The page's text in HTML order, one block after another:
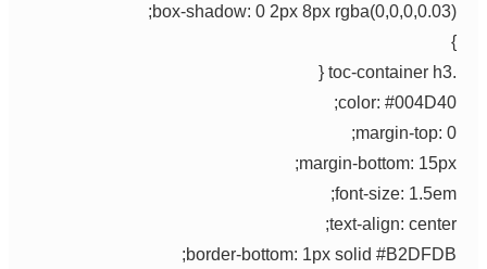
box-shadow: 0 2px 8px
color:
margin-top:
margin-bottom:
font-size:
text-align:
border-bottom: 1px solid